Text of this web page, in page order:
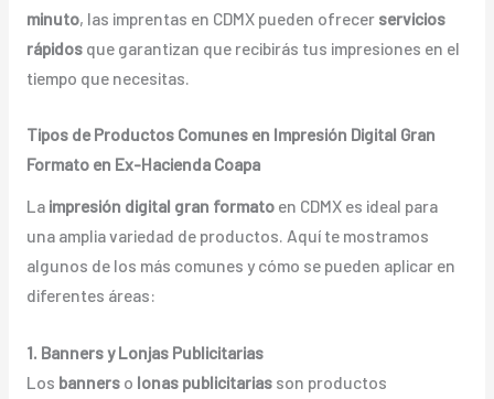
minuto, las imprentas en CDMX pueden ofrecer servicios
rápidosque garantizan que recibirás tus impresiones en el
tiempo que necesitas.
Tipos de Productos Comunes en Impresión Digital Gran
Formato en Ex-Hacienda Coapa
La impresión digital gran formatoen CDMX es ideal para
una amplia variedad de productos. Aquí te mostramos
algunos de los más comunes y cómo se pueden aplicar en
diferentes áreas:
1. Banners y Lonjas Publicitarias
Los bannerso lonas publicitariasson productos